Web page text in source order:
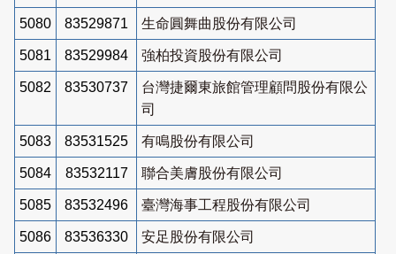
5080 83529871 生命圓舞曲股份有限公司
5081 83529984 強柏投資股份有限公司
5082 83530737
台灣捷爾東旅館管理顧問股份有限公
司
5083 83531525 有鳴股份有限公司
5084 83532117 聯合美膚股份有限公司
5085 83532496 臺灣海事工程股份有限公司
5086 83536330 安足股份有限公司